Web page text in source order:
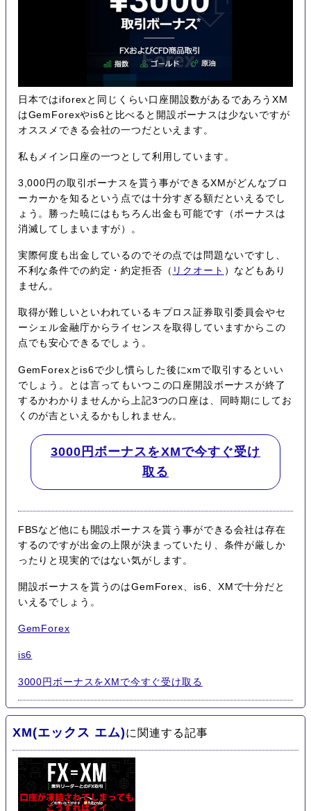
日本ではiforexと同じくらい口座開設数があるであろうXM
はGemForexやis6と比べると開設ボーナスは少ないですが
オススメできる会社の一つだといえます。
私もメイン口座の一つとして利用しています。
3,000円の取引ボーナスを貰う事ができるXMがどんなブロ
ーカーかを知るという点では十分すぎる額だといえるでし
ょう。勝った暁にはもちろん出金も可能です（ボーナスは
消滅してしまいますが）。
実際何度も出金しているのでその点では問題ないですし、
不利な条件での約定・約定拒否（ リクオート ）などもあり
ません。
取得が難しいといわれているキプロス証券取引委員会やセ
ーシェル金融庁からライセンスを取得していますからこの
点でも安心できるでしょう。
GemForexとis6で少し慣らした後にxmで取引するといい
でしょう。とは言ってもいつこの口座開設ボーナスが終了
するかわかりませんから上記3つの口座は、同時期にしてお
くのが吉といえるかもしれません。
3000円ボーナスをXMで今すぐ受け
取る
FBSなど他にも開設ボーナスを貰う事ができる会社は存在
するのですが出金の上限が決まっていたり、条件が厳しか
ったりと現実的ではない気がします。
開設ボーナスを貰うのはGemForex、is6、XMで十分だと
いえるでしょう。
GemForex
is6
3000円ボーナスをXMで今すぐ受け取る
XM(エックス エム)に関連する記事